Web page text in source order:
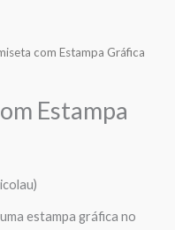
com Estampa Gráfica
Estampa
estampa gráfica no